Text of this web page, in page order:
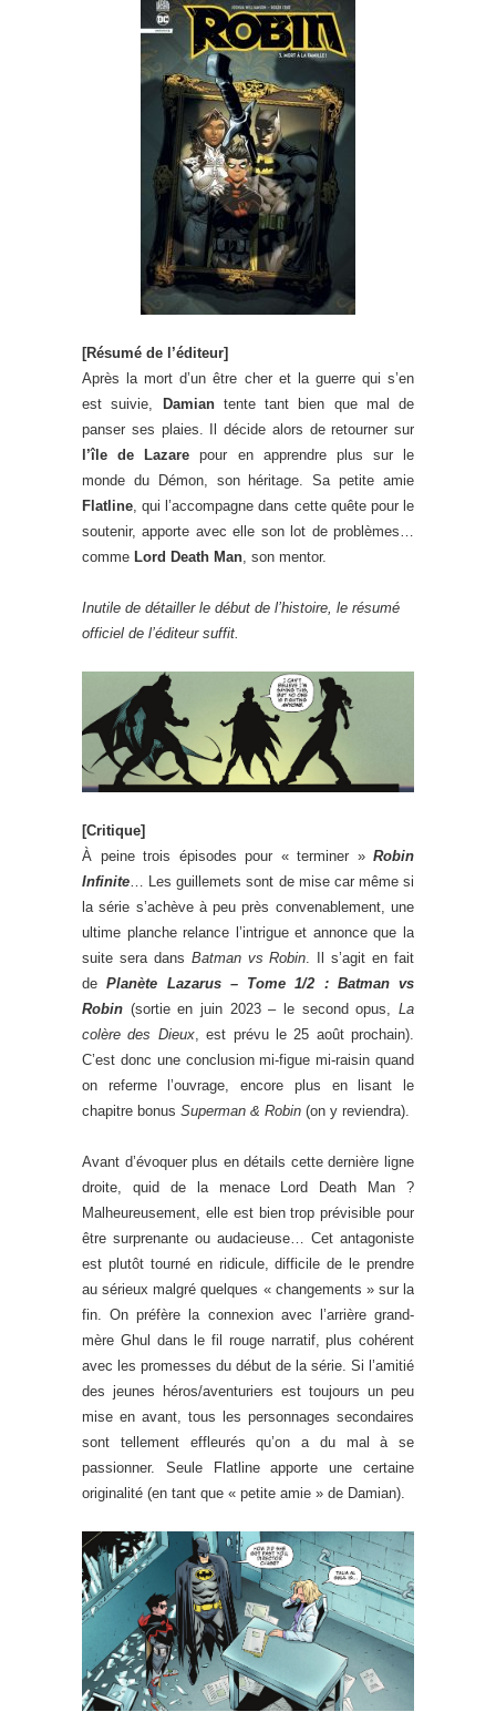
[Résumé de l’éditeur]
Après la mort d’un être cher et la guerre qui s’en
est suivie,
Damiantente tant bien que mal de
panser ses plaies. Il décide alors de retourner sur
l’île de Lazare pour en apprendre plus sur le
monde du Démon, son héritage. Sa petite amie
Flatline, qui l’accompagne dans cette quête pour le
soutenir, apporte avec elle son lot de problèmes…
comme Lord Death Man, son mentor.
Inutile de détailler le début de l’histoire, le résumé
officiel de l’éditeur suffit.
[Critique]
À peine trois épisodes pour « terminer » Robin
Infinite… Les guillemets sont de mise car même si
la série s’achève à peu près convenablement, une
ultime planche relance l’intrigue et annonce que la
suite sera dans Batman vs Robin. Il s’agit en fait
dePlanète Lazarus – Tome 1/2 : Batman vs
Robin (sortie en juin 2023 – le second opus, La
colère des Dieux, est prévu le 25 août prochain).
C’est donc une conclusion mi-figue mi-raisin quand
on referme l’ouvrage, encore plus en lisant le
chapitre bonus Superman & Robin (on y reviendra).
Avant d’évoquer plus en détails cette dernière ligne
droite, quid de la menace Lord Death Man ?
Malheureusement, elle est bien trop prévisible pour
être surprenante ou audacieuse… Cet antagoniste
est plutôt tourné en ridicule, difficile de le prendre
au sérieux malgré quelques « changements » sur la
fin. On préfère la connexion avec l’arrière grand-
mère Ghul dans le fil rouge narratif, plus cohérent
avec les promesses du début de la série. Si l’amitié
des jeunes héros/aventuriers est toujours un peu
mise en avant, tous les personnages secondaires
sont tellement effleurés qu’on a du mal à se
passionner. Seule Flatline apporte une certaine
originalité (en tant que « petite amie » de Damian).